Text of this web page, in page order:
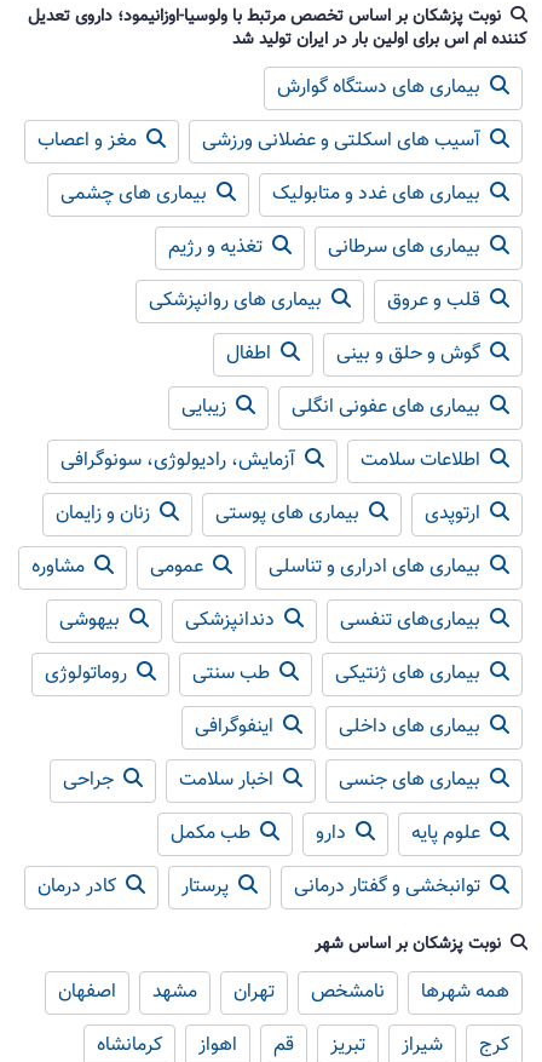
نوبت پزشکان بر اساس تخصص مرتبط با ولوسیا-اوزانیمود؛ داروی تعدیل
کننده ام اس برای اولین بار در ایران تولید شد
بیماری های دستگاه گوارش
آسیب های اسکلتی و عضلانی ورزشی
مغز و اعصاب
بیماری های غدد و متابولیک
بیماری های چشمی
بیماری های سرطانی
تغذیه و رژیم
قلب و عروق
بیماری های روانپزشکی
گوش و حلق و بینی
اطفال
بیماری های عفونی انگلی
زیبایی
اطلاعات سلامت
آزمایش، رادیولوژی، سونوگرافی
ارتوپدی
بیماری های پوستی
زنان و زایمان
بیماری های ادراری و تناسلی
عمومی
مشاوره
بیماری‌های تنفسی
دندانپزشکی
بیهوشی
بیماری های ژنتیکی
طب سنتی
روماتولوژی
بیماری های داخلی
اینفوگرافی
بیماری های جنسی
اخبار سلامت
جراحی
علوم پایه
دارو
طب مکمل
توانبخشی و گفتار درمانی
پرستار کادر درمان
نوبت پزشکان بر اساس شهر
همه شهرها نامشخص تهران مشهد
اصفهان
کرج
شیراز تبریز قم اهواز
کرمانشاه